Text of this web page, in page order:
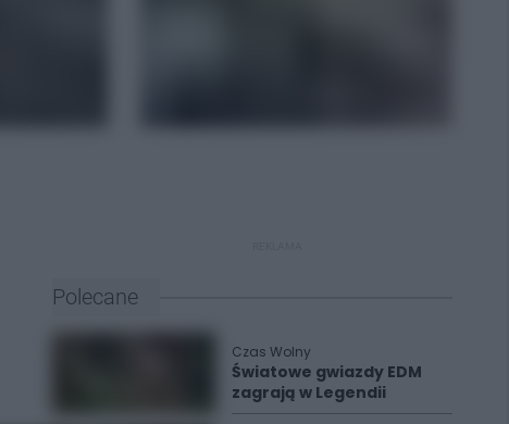
Polecane
Czas Wolny
Światowe gwiazdy EDM
zagrają w Legendii